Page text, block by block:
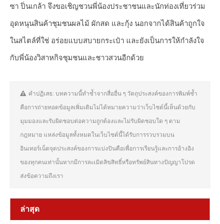
ซา ปิ่นเกล้า จึงขอเชิญชวนพี่น้องประชาชนและนักท่องเที่ยวร่วม
อุดหนุนสินค้าชุมชนผลไม้ ผักสด และกุ้ง นอกจากได้สินค้าถูกใจ
ในสไตล์ที่ใช่ อร่อยแบบสบายกระเป๋า และยังเป็นการให้กำลังใจ
กับพี่น้องวิสาหกิจชุมชนและชาวสวนอีกด้วย
คำปฏิเสธ: บทความนี้ทำซ้ำจากสื่ออื่น ๆ วัตถุประสงค์ของการพิมพ์ซ้ำ
คือการถ่ายทอดข้อมูลเพิ่มเติมไม่ได้หมายความว่าเว็บไซต์นี้เห็นด้วยกับ
มุมมองและรับผิดชอบต่อความถูกต้องและไม่รับผิดชอบใด ๆ ตาม
กฎหมาย แหล่งข้อมูลทั้งหมดในเว็บไซต์นี้ได้รับการรวบรวมบน
อินเทอร์เน็ตจุดประสงค์ของการแบ่งปันคือเพื่อการเรียนรู้และการอ้างอิง
ของทุกคนเท่านั้นหากมีการละเมิดลิขสิทธิ์หรือทรัพย์สินทางปัญญาโปรด
ส่งข้อความถึงเรา
ล่าสุด